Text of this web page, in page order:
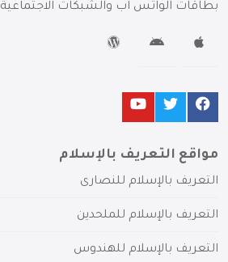
بطاقات الواتس آب والشبكات الاجتماعية
مواقع التعريف بالإسلام
التعريف بالإسلام للنصارى
التعريف بالإسلام للملحدين
التعريف بالإسلام للهندوس